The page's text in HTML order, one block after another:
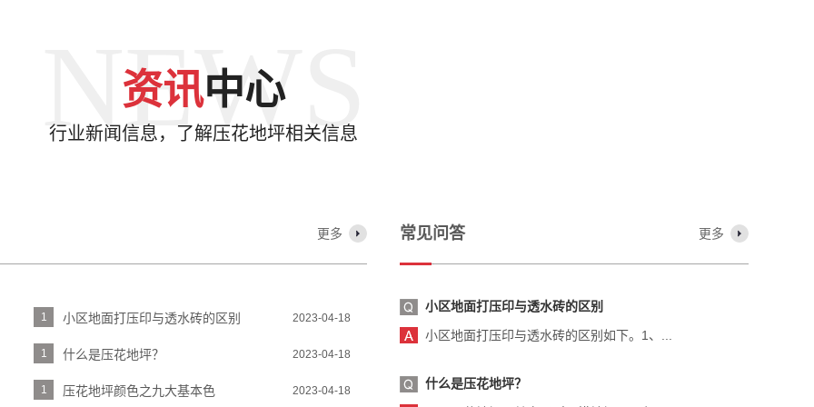
NEWS
资讯中心
行业新闻信息，了解压花地坪相关信息
更多
1 小区地面打压印与透水砖的区别 2023-04-18
1 什么是压花地坪？ 2023-04-18
1 压花地坪颜色之九大基本色 2023-04-18
常见问答 更多
小区地面打压印与透水砖的区别
小区地面打压印与透水砖的区别如下。1、...
什么是压花地坪？